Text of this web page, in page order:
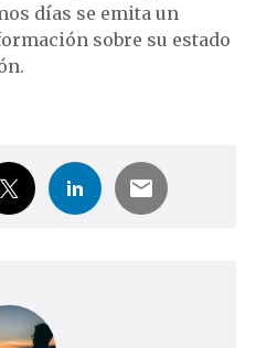
días se emita un
sobre su estado